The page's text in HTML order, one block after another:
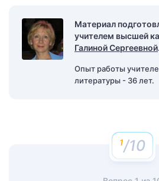
Материал
учителем высшей
Галиной Сергеевной.
Опыт работы
литературы - 36 лет.
/10